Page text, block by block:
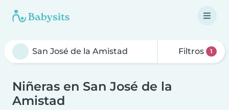
Filtros 1
Niñeras en San José de la
Amistad